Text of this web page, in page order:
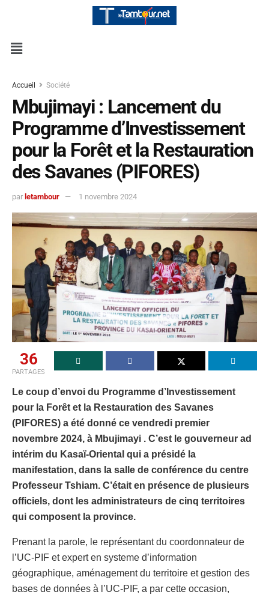
Accueil Société
Mbujimayi : Lancement du
Programme d’Investissement
pour la Forêt et la Restauration
des Savanes (PIFORES)
par letambour 1 novembre 2024
36
PARTAGES
Le coup d’envoi du Programme d’Investissement
pour la Forêt et la Restauration des Savanes
(PIFORES) a été donné ce vendredi premier
novembre 2024, à Mbujimayi . C’est le gouverneur ad
intérim du Kasaï-Oriental qui a présidé la
manifestation, dans la salle de conférence du centre
Professeur Tshiam. C’était en présence de plusieurs
officiels, dont les administrateurs de cinq territoires
qui composent la province.
Prenant la parole, le représentant du coordonnateur de
l’UC-PIF et expert en systeme d’information
géographique, aménagement du territoire et gestion des
bases de données à l’UC-PIF, a par cette occasion,